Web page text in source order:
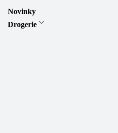
Novinky
Drogerie